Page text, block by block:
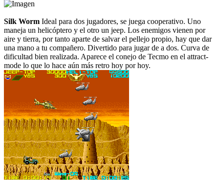
Silk Worm Ideal para dos jugadores, se juega cooperativo. Uno
maneja un helicóptero y el otro un jeep. Los enemigos vienen por
aire y tierra, por tanto aparte de salvar el pellejo propio, hay que dar
una mano a tu compañero. Divertido para jugar de a dos. Curva de
dificultad bien realizada. Aparece el conejo de Tecmo en el attract-
mode lo que lo hace aún más retro hoy por hoy.